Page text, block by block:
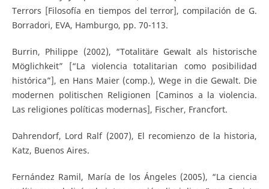
Terrors [Filosofía en tiempos del terror], compilación de G.
Borradori, EVA, Hamburgo, pp. 70-113.
Burrin, Philippe (2002), “Totalitäre Gewalt als historische
Möglichkeit” [“La violencia totalitarian como posibilidad
histórica”], en Hans Maier (comp.), Wege in die Gewalt. Die
modernen politischen Religionen [Caminos a la violencia.
Las religiones políticas modernas], Fischer, Francfort.
Dahrendorf, Lord Ralf (2007), El recomienzo de la historia,
Katz, Buenos Aires.
Fernández Ramil, María de los Ángeles (2005), “La ciencia